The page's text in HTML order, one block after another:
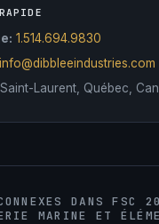
1.514.694.9830
info@dibbleeindustries.com
Saint-Laurent, Québec,
DANS FSC
MARINE ET